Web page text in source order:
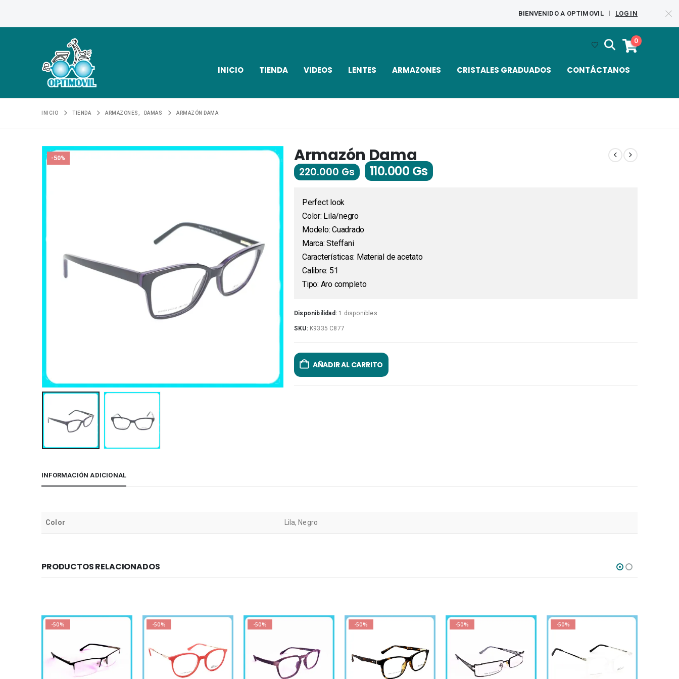
BIENVENIDO A OPTIMOVIL LOG IN
0
INICIO TIENDA VIDEOS LENTES ARMAZONES CRISTALES GRADUADOS CONTÁCTANOS
INICIO TIENDA ARMAZONES DAMAS ARMAZÓN DAMA
-50% Armazón Dama
220.000Gs 110.000 Gs
Perfect look
Color: Lila/negro
Modelo: Cuadrado
Marca: Steffani
Características: Material de acetato
Calibre: 51
Tipo: Aro completo
Disponibilidad: 1 disponibles
SKU: K9335 C877
AÑADIR AL CARRITO
INFORMACIÓN ADICIONAL
Color Lila, Negro
PRODUCTOS RELACIONADOS
-50% -50% -50% -50% -50% -50%